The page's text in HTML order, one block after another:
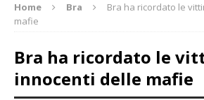
Home Bra
Bra ha ricordato le
mafie
Bra ha ricordato le
innocenti delle mafie